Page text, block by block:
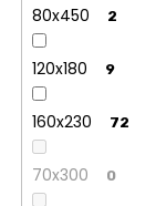
80x450 2
120x180 9
160x230 72
70x300 0